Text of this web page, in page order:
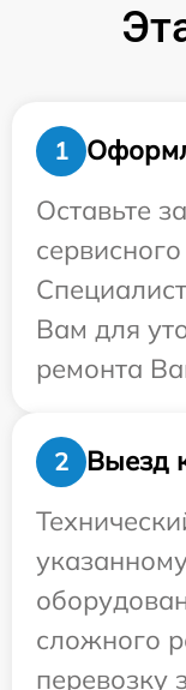
1
Оставьте
Вам для
ремонта
2
Выезд
сложного
перевозку